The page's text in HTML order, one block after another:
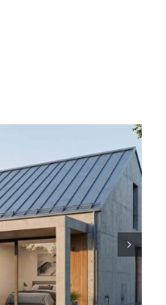
Estetik: 5
Memakai Besi
Rangka Atap
Carport